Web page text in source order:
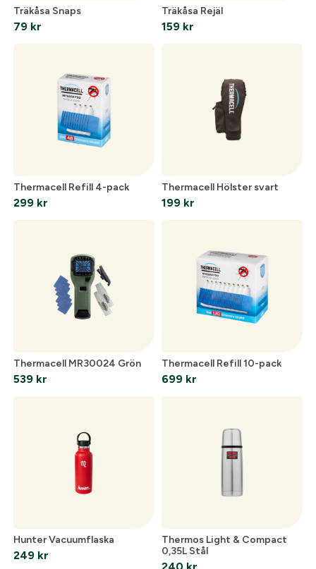
Träkåsa Snaps
79 kr
Träkåsa Rejäl
159 kr
Thermacell Refill 4-pack
299 kr
Thermacell Hölster svart
199 kr
Thermacell MR30024 Grön
539 kr
Thermacell Refill 10-pack
699 kr
Hunter Vacuumflaska
249 kr
Thermos Light & Compact
0,35L Stål